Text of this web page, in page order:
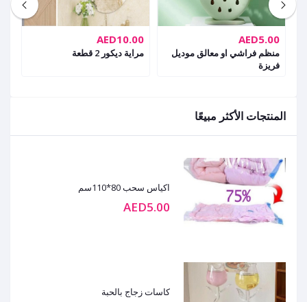
المنتجات الأكثر مبيعًا
اكياس سحب 80*110سم
AED5.00
كاسات زجاج بالحبة
AED5.00
منظم فراشي او معالق موديل
فريزة
AED10.00
مراية ديكور 2 قطعة